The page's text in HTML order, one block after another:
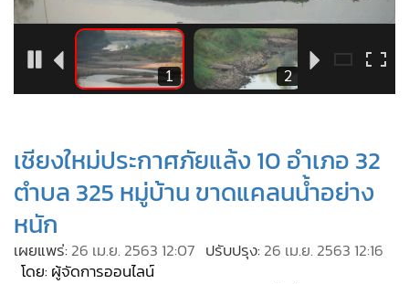
• Cyber BIZ
ผู้จัดกวน
Good health & Well-being
• Green Innovation & SD
• MGR Live
Infographic
การเมือง
• ท่องเที่ยว
กีฬา
เชียงใหม่ประกาศภัยแล้ง 10 อำเภอ 32
ตำบล 325 หมู่บ้าน ขาดแคลนน้ำอย่าง
หนัก
เผยแพร่: 26 เม.ย. 2563 12:07 ปรับปรุง: 26 เม.ย. 2563 12:16
โดย: ผู้จัดการออนไลน์
1 2